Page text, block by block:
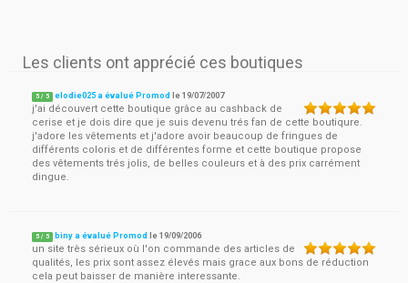
Les clients ont apprécié ces boutiques
5 / 5 elodie025 a évalué Promod le19/07/2007
j'ai découvert cette boutique grâce au cashback de
cerise et je dois dire que je suis devenu trés fan de cette boutiqure.
j'adore les vêtements et j'adore avoir beaucoup de fringues de
différents coloris et de différentes forme et cette boutique propose
des vêtements trés jolis, de belles couleurs et à des prix carrément
dingue.
5 / 5 biny a évalué Promod le19/09/2006
un site très sérieux où l'on commande des articles de
qualités, les prix sont assez élevés mais grace aux bons de réduction
cela peut baisser de manière interessante.